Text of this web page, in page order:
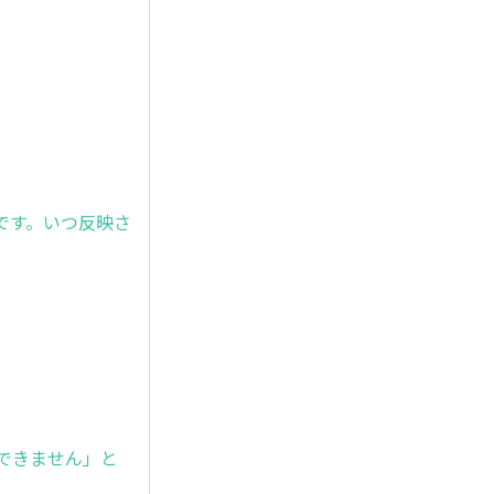
。いつ反映さ
きません」と